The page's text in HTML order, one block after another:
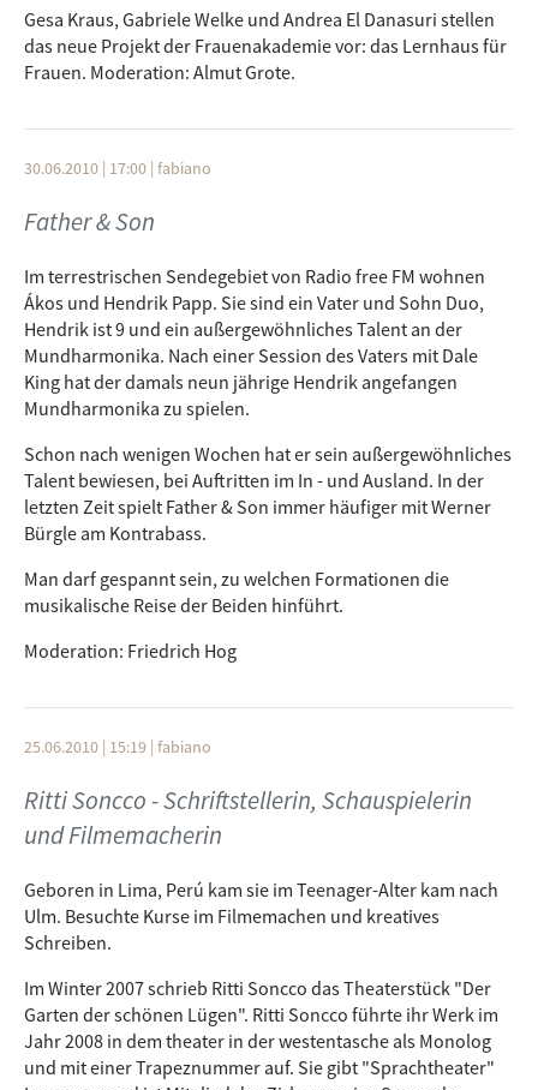
Gesa Kraus, Gabriele Welke und Andrea El Danasuri stellen
das neue Projekt der Frauenakademie vor: das Lernhaus für
Frauen. Moderation: Almut Grote.
30.06.2010 | 17:00 | fabiano
Father & Son
Im terrestrischen Sendegebiet von Radio free FM wohnen
Ákos und Hendrik Papp. Sie sind ein Vater und Sohn Duo,
Hendrik ist 9 und ein außergewöhnliches Talent an der
Mundharmonika. Nach einer Session des Vaters mit Dale
King hat der damals neun jährige Hendrik angefangen
Mundharmonika zu spielen.
Schon nach wenigen Wochen hat er sein außergewöhnliches
Talent bewiesen, bei Auftritten im In - und Ausland. In der
letzten Zeit spielt Father & Son immer häufiger mit Werner
Bürgle am Kontrabass.
Man darf gespannt sein, zu welchen Formationen die
musikalische Reise der Beiden hinführt.
Moderation: Friedrich Hog
25.06.2010 | 15:19 | fabiano
Ritti Soncco - Schriftstellerin, Schauspielerin
und Filmemacherin
Geboren in Lima, Perú kam sie im Teenager-Alter kam nach
Ulm. Besuchte Kurse im Filmemachen und kreatives
Schreiben.
Im Winter 2007 schrieb Ritti Soncco das Theaterstück "Der
Garten der schönen Lügen". Ritti Soncco führte ihr Werk im
Jahr 2008 in dem theater in der westentasche als Monolog
und mit einer Trapeznummer auf. Sie gibt "Sprachtheater"